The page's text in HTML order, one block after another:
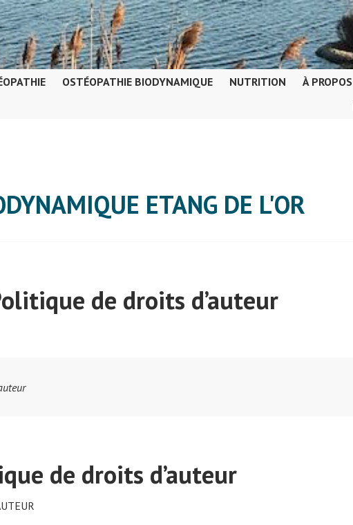
OSTÉOPATHIE BIODYNAMIQUE NUTRITION À PROPOS
ETANG DE L'OR
de droits d’auteur
de droits d’auteur